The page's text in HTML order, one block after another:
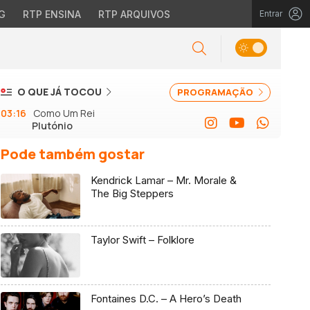
RTP ENSINA RTP ARQUIVOS Entrar
PROGRAMAÇÃO
O QUE JÁ TOCOU
03:16
Como Um Rei
Plutónio
Pode também gostar
Kendrick Lamar – Mr. Morale &
The Big Steppers
Taylor Swift – Folklore
Fontaines D.C. – A Hero’s Death